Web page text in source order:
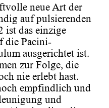
neue Art der
auf pulsierenden
ist das einzige
die Pacini-
ausgerichtet ist.
zur Folge, die
nie erlebt hast.
empfindlich und
und